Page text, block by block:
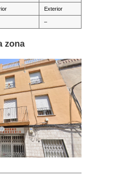
Exterior
–
zona